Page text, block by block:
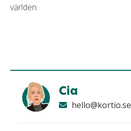
världen.
Cia
hello@kortio.se